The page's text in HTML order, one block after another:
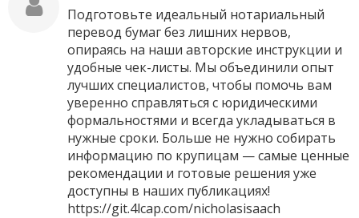
Подготовьте идеальный нотариальный
перевод бумаг без лишних нервов,
опираясь на наши авторские инструкции и
удобные чек-листы. Мы объединили опыт
лучших специалистов, чтобы помочь вам
уверенно справляться с юридическими
формальностями и всегда укладываться в
нужные сроки. Больше не нужно собирать
информацию по крупицам — самые ценные
рекомендации и готовые решения уже
доступны в наших публикациях!
https://git.4lcap.com/nicholasisaach